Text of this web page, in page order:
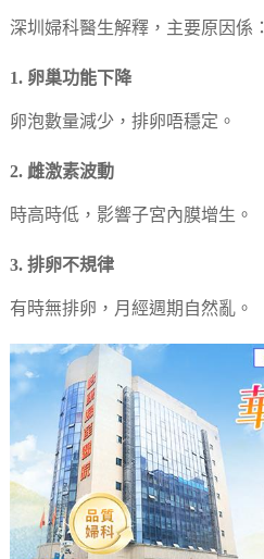
深圳婦科醫生解釋，主要原因係：
1. 卵巢功能下降
卵泡數量減少，排卵唔穩定。
2. 雌激素波動
時高時低，影響子宮內膜增生。
3. 排卵不規律
有時無排卵，月經週期自然亂。